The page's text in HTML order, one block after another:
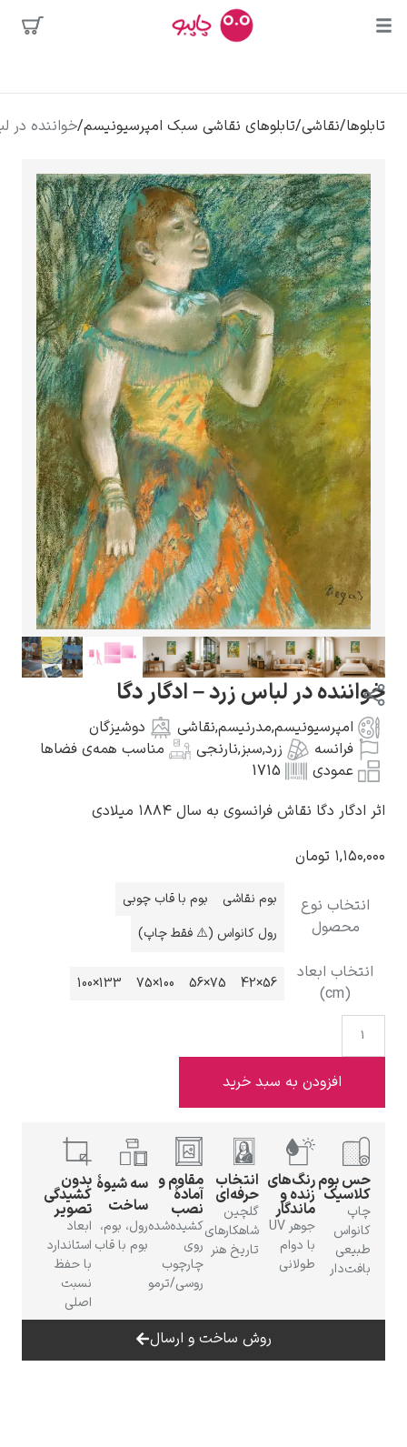
محبوب‌ترین
هنرمندان
کلود مونه
ونسان ون گوگ
گوستاو کلیمت
ادوارد مونک
ادوارد هاپر
لودویگ دویچ
تابلوهای نقاشی سبک امپرسیونیسم/خواننده در لباس زرد – ادگار دگا
زرد – ادگار دگا
مدرنیسم,نقاشی
دوشیزگان
زرد,سبز,نارنجی
مناسب همه‌ی فضاها
1715
به سال ۱۸۸۴ میلادی
بوم نقاشی
بوم با قاب چوبی
رول کانواس (⚠️ فقط چاپ)
75×56
100×75
133×100
سبد خرید
انتخاب
حرفه‌ای
گلچین
شاهکارهای
تاریخ هنر
مقاوم و
آمادهٔ
نصب
کشیده‌شده
روی
چارچوب
سه شیوهٔ
ساخت
رول، بوم،
بوم با قاب
بدون
کشیدگی
تصویر
ابعاد
استاندارد
با حفظ
نسبت
روش ساخت و ارسال